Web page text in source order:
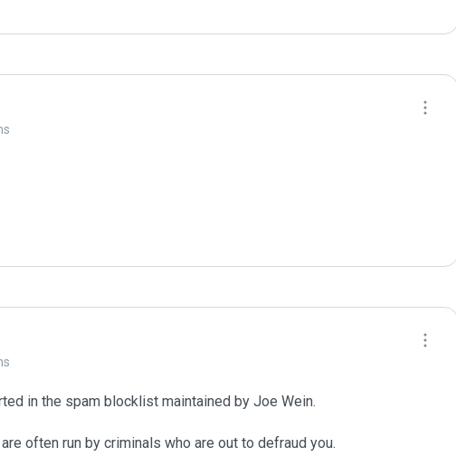
in the spam blocklist maintained by Joe Wein.
often run by criminals who are out to defraud you.